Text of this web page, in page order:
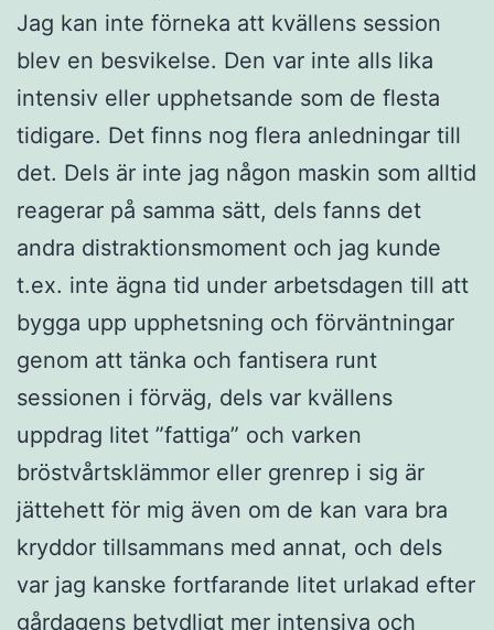
Jag kan inte förneka att kvällens session
blev en besvikelse. Den var inte alls lika
intensiv eller upphetsande som de flesta
tidigare. Det finns nog flera anledningar till
det. Dels är inte jag någon maskin som alltid
reagerar på samma sätt, dels fanns det
andra distraktionsmoment och jag kunde
t.ex. inte ägna tid under arbetsdagen till att
bygga upp upphetsning och förväntningar
genom att tänka och fantisera runt
sessionen i förväg, dels var kvällens
uppdrag litet ”fattiga” och varken
bröstvårtsklämmor eller grenrep i sig är
jättehett för mig även om de kan vara bra
kryddor tillsammans med annat, och dels
var jag kanske fortfarande litet urlakad efter
gårdagens betydligt mer intensiva och